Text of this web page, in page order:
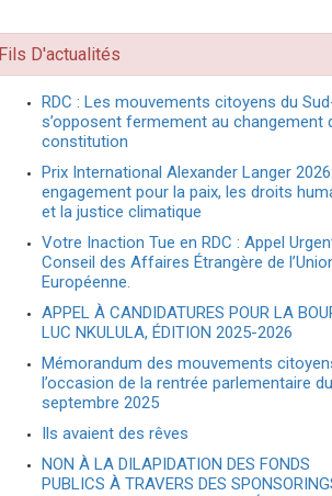
Fils D'actualités
RDC : Les mouvements citoyens du
s’opposent fermement au changement
constitution
Prix International Alexander Langer
engagement pour la paix, les droits
et la justice climatique
Votre Inaction Tue en RDC : Appel
Conseil des Affaires Étrangère de
Européenne.
APPEL À CANDIDATURES POUR LA
LUC NKULULA, ÉDITION 2025-2026
Mémorandum des mouvements
l’occasion de la rentrée parlementaire
septembre 2025
Ils avaient des rêves
NON À LA DILAPIDATION DES FONDS
PUBLICS À TRAVERS DES